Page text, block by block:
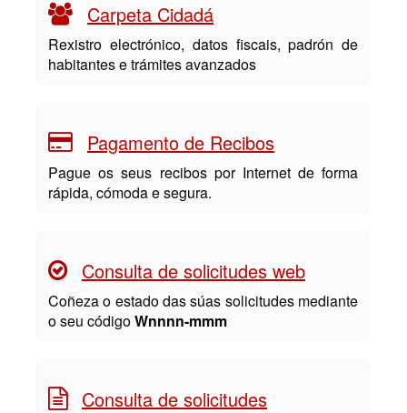
Carpeta Cidadá
Rexistro electrónico, datos fiscais, padrón de
habitantes e trámites avanzados
Pagamento de Recibos
Pague os seus recibos por Internet de forma
rápida, cómoda e segura.
Consulta de solicitudes web
Coñeza o estado das súas solicitudes mediante
o seu códigoWnnnn-mmm
Consulta de solicitudes